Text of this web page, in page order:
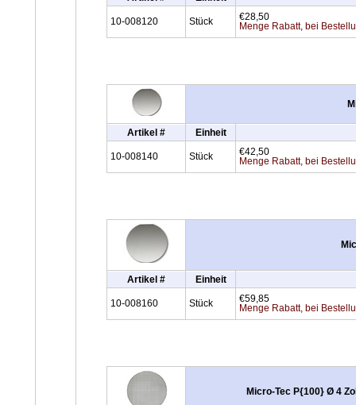
10-008120 Stück
€28,50
Menge Rabatt, bei
Artikel # Einheit
10-008140 Stück
€42,50
Menge Rabatt, bei
Artikel # Einheit
10-008160 Stück
€59,85
Menge Rabatt, bei
Micro-Tec P{100} Ø 4